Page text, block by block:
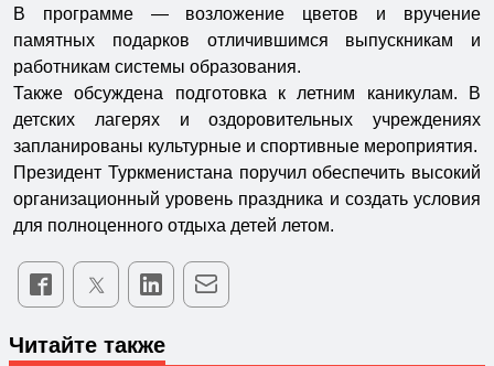
В программе — возложение цветов и вручение
памятных подарков отличившимся выпускникам и
работникам системы образования.
Также обсуждена подготовка к летним каникулам. В
детских лагерях и оздоровительных учреждениях
запланированы культурные и спортивные мероприятия.
Президент Туркменистана поручил обеспечить высокий
организационный уровень праздника и создать условия
для полноценного отдыха детей летом.
Читайте также